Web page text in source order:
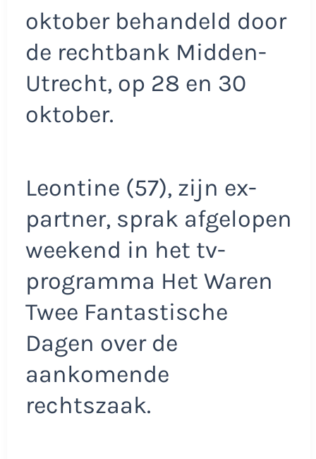
oktober behandeld door
de rechtbank Midden-
Utrecht, op 28 en 30
oktober.
Leontine (57), zijn ex-
partner, sprak afgelopen
weekend in het tv-
programma Het Waren
Twee Fantastische
Dagen over de
aankomende
rechtszaak.